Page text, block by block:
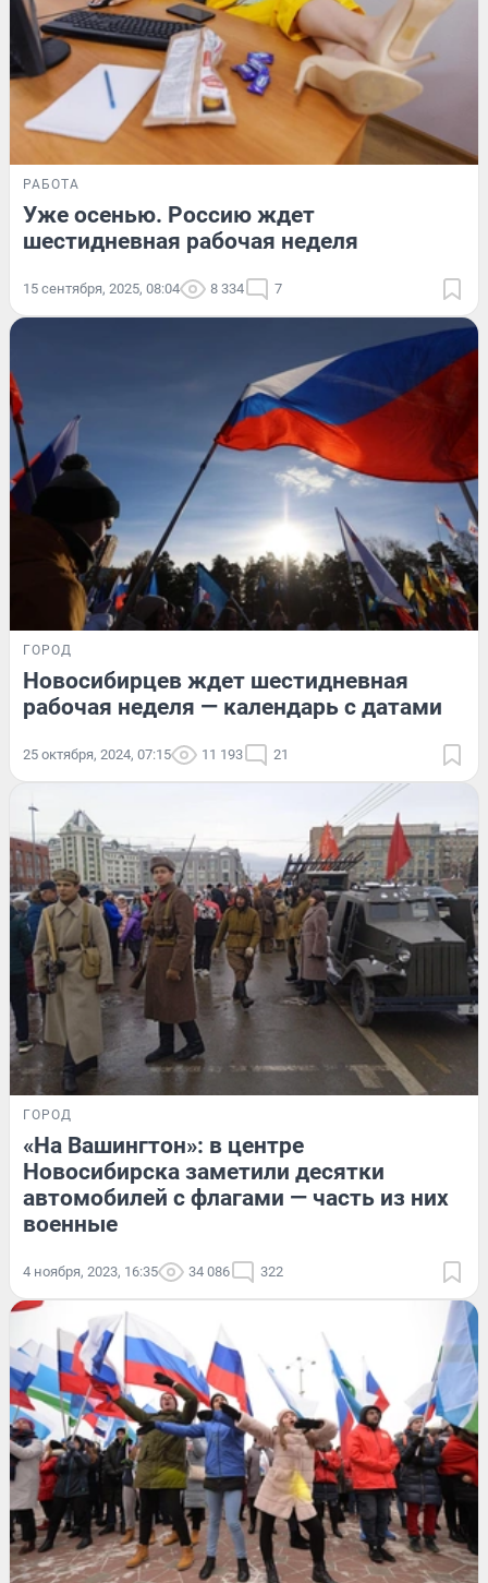
РАБОТА
Уже осенью. Россию ждет
шестидневная рабочая неделя
15 сентября, 2025, 08:04 8 334 7
ГОРОД
Новосибирцев ждет шестидневная
рабочая неделя — календарь с датами
25 октября, 2024, 07:15 11 193 21
ГОРОД
«На Вашингтон»: в центре
Новосибирска заметили десятки
автомобилей с флагами — часть из них
военные
4 ноября, 2023, 16:35 34 086 322